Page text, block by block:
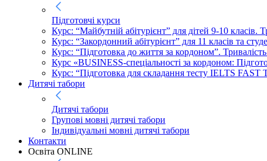
Підготовчі курси
Курс: “Майбутній абітурієнт” для дітей 9-10 класів.
Курс: “Закордонний абітурієнт” для 11 класів та
Курс: “Підготовка до життя за кордоном”.
Курс «BUSINESS-спеціальності за кордоном:
Курс: “Підготовка для складання тесту IELTS FAST
Дитячі табори
Дитячі табори
Групові мовні дитячі табори
Індивідуальні мовні дитячі табори
Контакти
Освіта ONLINE